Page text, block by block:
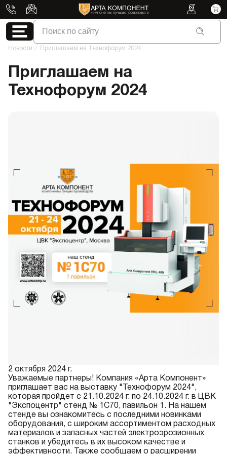
Поиск по сайту
Новости / Приглашаем на Технофорум 2024
Приглашаем на
Технофорум 2024
2 октября 2024 г.
Уважаемые партнеры! Компания «Арта Компонент»
приглашает вас на выставку "Технофорум 2024",
которая пройдет с 21.10.2024 г. по 24.10.2024 г. в ЦВК
"Экспоцентр" стенд № 1C70, павильон 1. На нашем
стенде вы ознакомитесь с последними новинками
оборудования, с широким ассортиментом расходных
материалов и запасных частей электроэрозионных
станков и убедитесь в их высоком качестве и
эффективности. Также сообщаем о расширении